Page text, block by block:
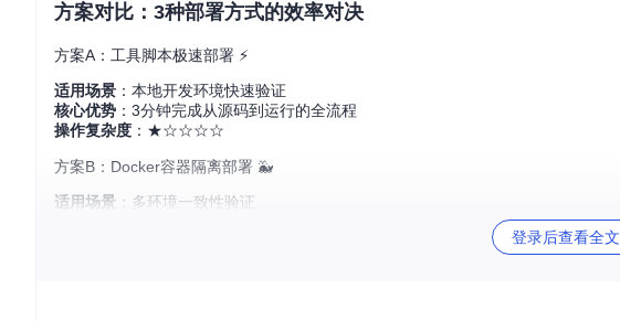
方案对比：3种部署方式的效率对决
方案A：工具脚本极速部署 ⚡
适用场景 ：本地开发环境快速验证
核心优势 ：3分钟完成从源码到运行的全流程
操作复杂度 ：★☆☆☆☆
方案B：Docker容器隔离部署 🐳
适用场景 ：多环境一致性验证
登录后查看全文